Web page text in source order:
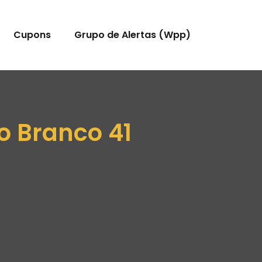
Cupons Grupo de Alertas (Wpp)
Branco 41